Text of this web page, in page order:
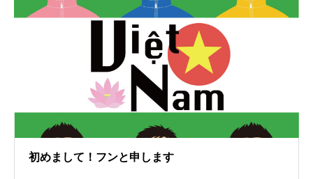
初めまして！フンと申します